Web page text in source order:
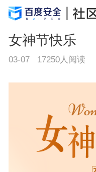
女神节快乐
03-07 17250人阅读